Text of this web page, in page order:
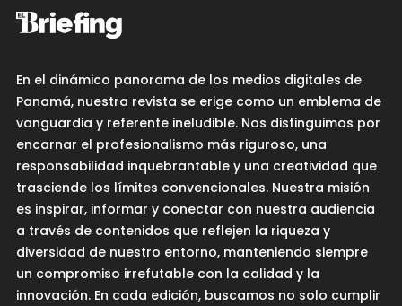
En el dinámico panorama de los medios digitales de
Panamá, nuestra revista se erige como un emblema de
vanguardia y referente ineludible. Nos distinguimos por
encarnar el profesionalismo más riguroso, una
responsabilidad inquebrantable y una creatividad que
trasciende los límites convencionales. Nuestra misión
es inspirar, informar y conectar con nuestra audiencia
a través de contenidos que reflejen la riqueza y
diversidad de nuestro entorno, manteniendo siempre
un compromiso irrefutable con la calidad y la
innovación. En cada edición, buscamos no solo cumplir